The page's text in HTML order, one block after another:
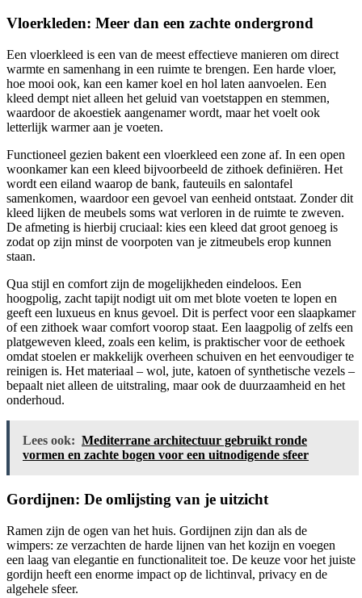
Vloerkleden: Meer dan een zachte ondergrond
Een vloerkleed is een van de meest effectieve manieren om direct
warmte en samenhang in een ruimte te brengen. Een harde vloer,
hoe mooi ook, kan een kamer koel en hol laten aanvoelen. Een
kleed dempt niet alleen het geluid van voetstappen en stemmen,
waardoor de akoestiek aangenamer wordt, maar het voelt ook
letterlijk warmer aan je voeten.
Functioneel gezien bakent een vloerkleed een zone af. In een open
woonkamer kan een kleed bijvoorbeeld de zithoek definiëren. Het
wordt een eiland waarop de bank, fauteuils en salontafel
samenkomen, waardoor een gevoel van eenheid ontstaat. Zonder dit
kleed lijken de meubels soms wat verloren in de ruimte te zweven.
De afmeting is hierbij cruciaal: kies een kleed dat groot genoeg is
zodat op zijn minst de voorpoten van je zitmeubels erop kunnen
staan.
Qua stijl en comfort zijn de mogelijkheden eindeloos. Een
hoogpolig, zacht tapijt nodigt uit om met blote voeten te lopen en
geeft een luxueus en knus gevoel. Dit is perfect voor een slaapkamer
of een zithoek waar comfort voorop staat. Een laagpolig of zelfs een
platgeweven kleed, zoals een kelim, is praktischer voor de eethoek
omdat stoelen er makkelijk overheen schuiven en het eenvoudiger te
reinigen is. Het materiaal – wol, jute, katoen of synthetische vezels –
bepaalt niet alleen de uitstraling, maar ook de duurzaamheid en het
onderhoud.
Lees ook: Mediterrane architectuur gebruikt ronde
vormen en zachte bogen voor een uitnodigende sfeer
Gordijnen: De omlijsting van je uitzicht
Ramen zijn de ogen van het huis. Gordijnen zijn dan als de
wimpers: ze verzachten de harde lijnen van het kozijn en voegen
een laag van elegantie en functionaliteit toe. De keuze voor het juiste
gordijn heeft een enorme impact op de lichtinval, privacy en de
algehele sfeer.